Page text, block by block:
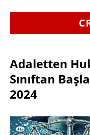
Adaletten
Sınıftan
2024